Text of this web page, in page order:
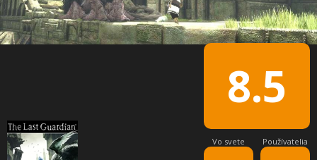
8.5
Vo svete Používatelia